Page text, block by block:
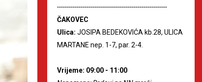
--------------------------------------------------------
ČAKOVEC
Ulica: JOSIPA BEDEKOVIĆA kb.28, ULICA
MARTANE nep. 1-7, par. 2-4.
Vrijeme: 09:00 - 11:00